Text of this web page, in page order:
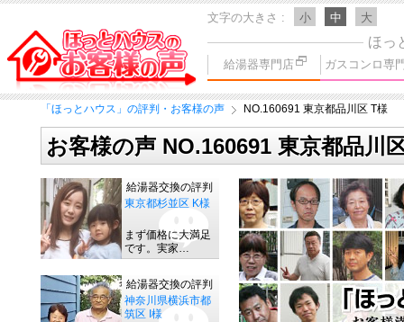
文字の大きさ 小 中 大
ほっ
給湯器専門店 ガスコンロ専
「ほっとハウス」の評判・お客様の声 NO.160691 東京都品川区 T様
お客様の声 NO.160691 東京都品川
給湯器交換の評判
東京都杉並区 K様
まず価格に大満足
です。実家…
給湯器交換の評判
神奈川県横浜市都
筑区 I様